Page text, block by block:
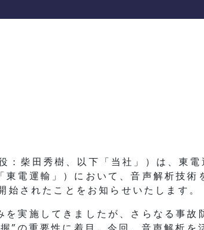
柴田秀樹、以下「当社」）は、東電
電運輸」）において、音声解析技術
されたことをお知らせいたします。
実施してきましたが、さらなる事故